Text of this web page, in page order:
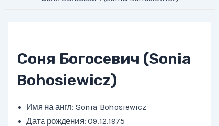
Соня Богосевич (Sonia
Bohosiewicz)
Имя на англ: Sonia Bohosiewicz
Дата рождения: 09.12.1975